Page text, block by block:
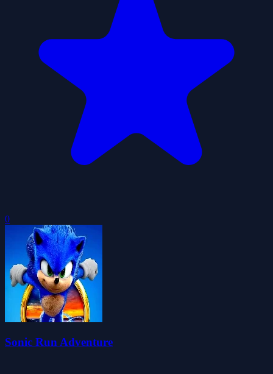
0
Sonic Run Adventure